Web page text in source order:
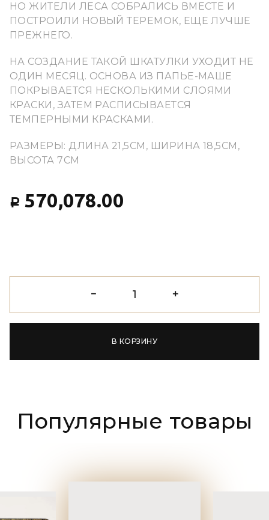
НО ЖИТЕЛИ ЛЕСА СОБРАЛИСЬ ВМЕСТЕ И
ПОСТРОИЛИ НОВЫЙ ТЕРЕМОК, ЕЩЕ ЛУЧШЕ
ПРЕЖНЕГО.
НА СОЗДАНИЕ ТАКОЙ ШКАТУЛКИ УХОДИТ НЕ
ОДИН МЕСЯЦ. ОСНОВА ИЗ ПАПЬЕ-МАШЕ
ПОКРЫВАЕТСЯ НЕСКОЛЬКИМИ СЛОЯМИ
КРАСКИ, ЗАТЕМ РАСПИСЫВАЕТСЯ
ТЕМПЕРНЫМИ КРАСКАМИ.
РАЗМЕРЫ: ДЛИНА 21,5CM, ШИРИНА 18,5CM,
ВЫСОТА 7CM
Р 570,078.00
В КОРЗИНУ
Популярные товары